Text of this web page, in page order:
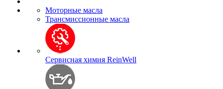
Моторные масла
Трансмиссионные масла
Сервисная химия ReinWell